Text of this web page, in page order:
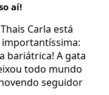
aí!
Carla está
bariátrica! A gata
todo mundo
seguidor